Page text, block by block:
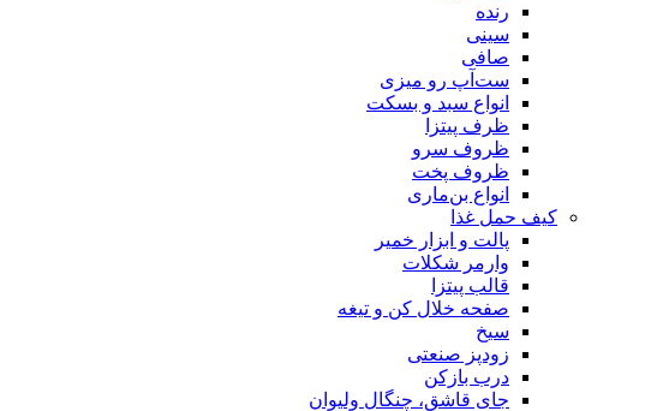
رنده
سینی
صافی
ست‌آپ رو میزی
انواع سبد و بسکت
ظرف پیتزا
ظروف سرو
ظروف پخت
انواع بن‌ماری
کیف حمل غذا
پالت و ابزار خمیر
وارمر شکلات
قالب پیتزا
صفحه خلال کن و تیغه
سیخ
زودپز صنعتی
درب بازکن
جای قاشق، چنگال ولیوان